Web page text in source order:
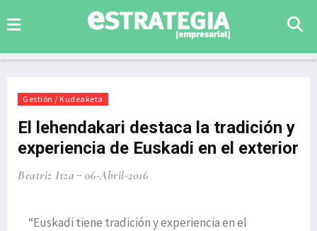
Gestión / Kudeaketa
El lehendakari destaca la tradición y
experiencia de Euskadi en el exterior
Beatriz Itza 06-Abril-2016
“Euskadi tiene tradición y experiencia en el